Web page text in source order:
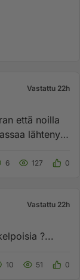
Vastattu 22h
että noilla
6 127 0
Vastattu 22h
?...
10 51 0